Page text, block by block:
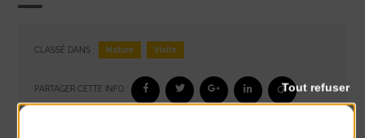
CLASSÉ DANS : Nature Visite
PARTAGER CETTE INFO : Tout refuser